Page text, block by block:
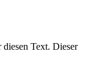
Text. Dieser